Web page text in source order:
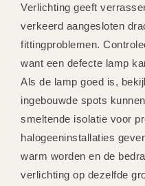
Verlichting geeft
verkeerd aangesloten
fittingproblemen.
want een defecte lamp
Als de lamp goed is,
ingebouwde spots
smeltende isolatie voor
halogeeninstallaties
warm worden en de
verlichting op dezelfde